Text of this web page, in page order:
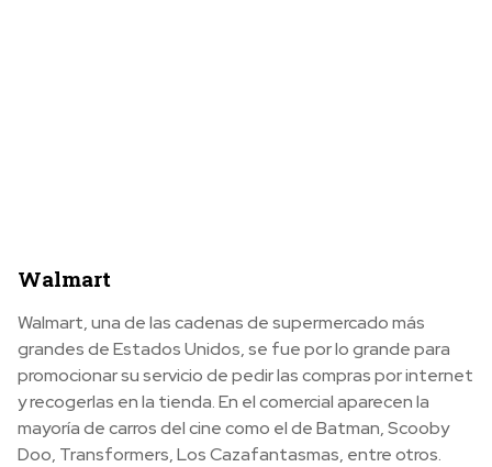
Walmart
Walmart, una de las cadenas de supermercado más
grandes de Estados Unidos, se fue por lo grande para
promocionar su servicio de pedir las compras por internet
y recogerlas en la tienda. En el comercial aparecen la
mayoría de carros del cine como el de Batman, Scooby
Doo, Transformers, Los Cazafantasmas, entre otros.